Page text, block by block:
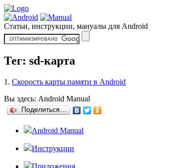
Статьи, инструкции, мануалы для Android
Тег: sd-карта
1. Скорость карты памяти в Android
Вы здесь: Android Manual
Поделиться…
Android Manual
Инструкции
Приложения